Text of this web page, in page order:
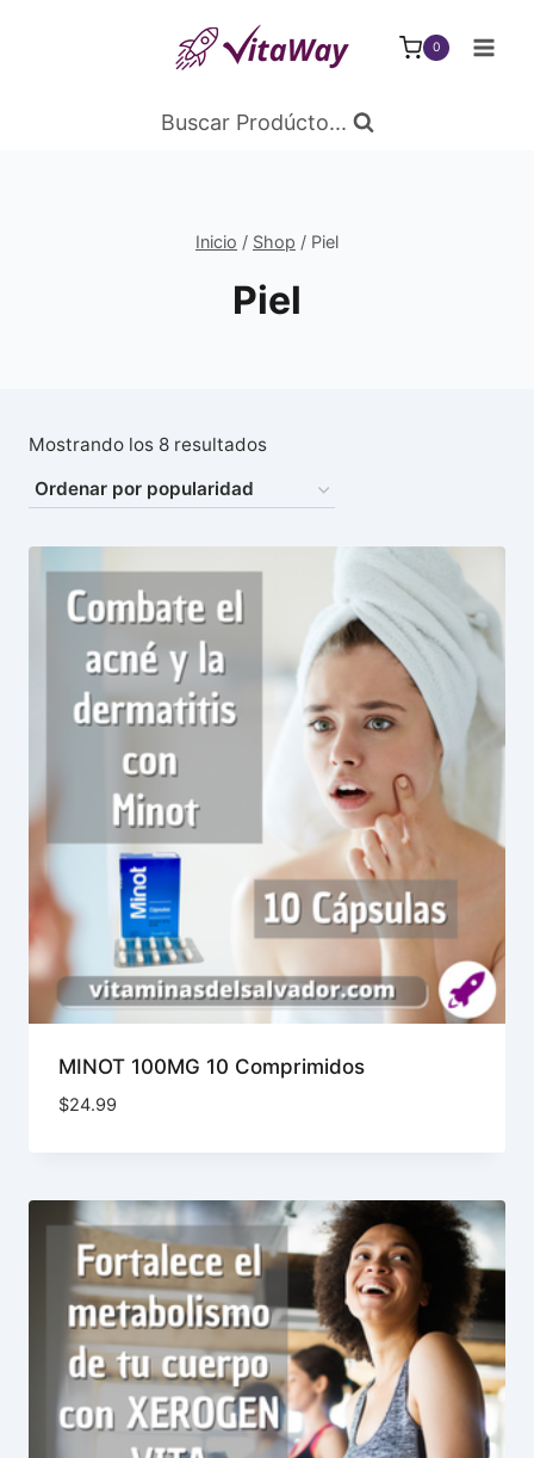
0
Buscar Prodúcto...
Inicio / Shop / Piel
Piel
Mostrando los 8 resultadosOrdenado
popularidad
MINOT 100MG 10 Comprimidos
$24.99